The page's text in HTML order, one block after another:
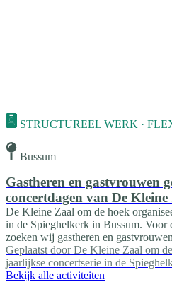
STRUCTUREEL WERK ·
Bussum
Gastheren en gastvrouwen
concertdagen van De
De Kleine Zaal om de hoek
in de Spieghelkerk in Bussum. Voor
zoeken wij gastheren en
Geplaatst door De Kleine Zaal om
jaarlijkse concertserie in de
Bekijk alle activiteiten